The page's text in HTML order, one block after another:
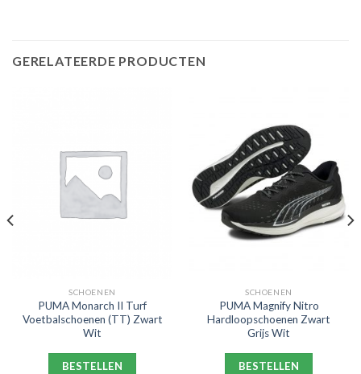
GERELATEERDE PRODUCTEN
SCHOENEN
PUMA Monarch II Turf
Voetbalschoenen (TT) Zwart
Wit
BESTELLEN
SCHOENEN
PUMA Magnify Nitro
Hardloopschoenen Zwart
Grijs Wit
BESTELLEN